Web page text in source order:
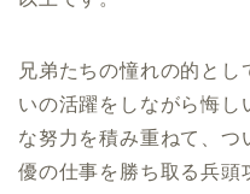
兄弟たちの憧れの的とし
いの活躍をしながら悔し
な努力を積み重ねて、つ
優の仕事を勝ち取る兵頭